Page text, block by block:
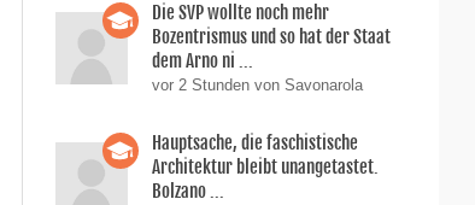
Die SVP wollte noch mehr
Bozentrismus und so hat der Staat
dem Arno ni ...
vor 2 Stunden von Savonarola
Hauptsache, die faschistische
Architektur bleibt unangetastet.
Bolzano ...